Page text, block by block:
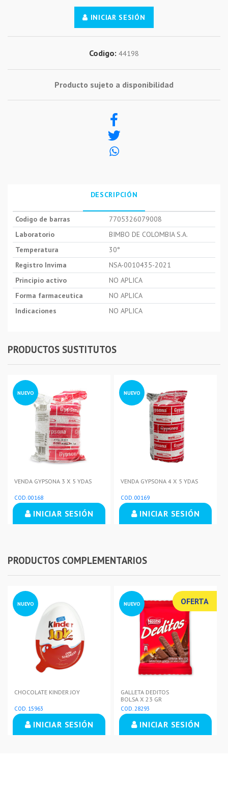
INICIAR SESIÓN
Codigo: 44198
Producto sujeto a disponibilidad
DESCRIPCIÓN
Codigo de barras
7705326079008
Laboratorio
BIMBO DE COLOMBIA S.A.
Temperatura
30°
Registro Invima
NSA-0010435-2021
Principio activo
NO APLICA
Forma farmaceutica
NO APLICA
Indicaciones
NO APLICA
PRODUCTOS SUSTITUTOS
NUEVO
VENDA GYPSONA 3 X 5 YDAS
COD. 00168
INICIAR SESIÓN
NUEVO
VENDA GYPSONA 4 X 5 YDAS
COD. 00169
INICIAR SESIÓN
PRODUCTOS COMPLEMENTARIOS
NUEVO
CHOCOLATE KINDER JOY
COD. 15963
INICIAR SESIÓN
NUEVO OFERTA
GALLETA DEDITOS
BOLSA X 23 GR
COD. 28293
INICIAR SESIÓN